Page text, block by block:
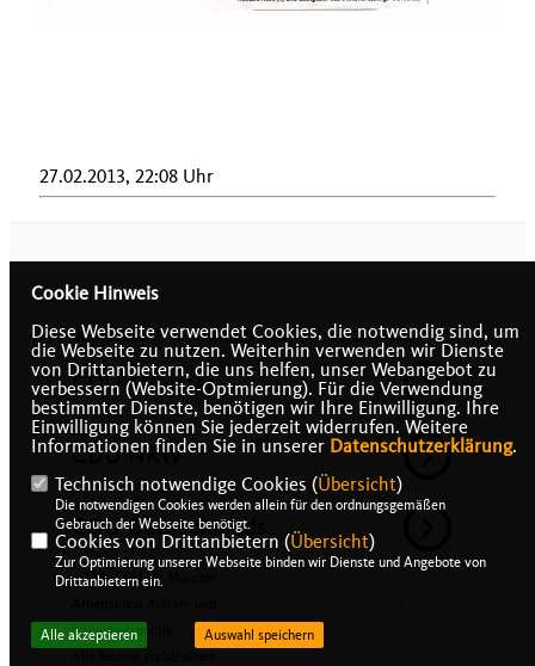
27.02.2013, 22:08 Uhr
IMPRESSUM DATENSCHUTZ KONTAKT
CDU Münster
CDU NRW
CDU Deutschlands
@2026 CDU KV Münster
Sicherheitspolitik
Cookie Hinweis
Diese Webseite verwendet Cookies, die notwendig sind, um
die Webseite zu nutzen. Weiterhin verwenden wir Dienste
von Drittanbietern, die uns helfen, unser Webangebot zu
verbessern (Website-Optmierung). Für die Verwendung
bestimmter Dienste, benötigen wir Ihre Einwilligung. Ihre
Einwilligung können Sie jederzeit widerrufen. Weitere
Informationen finden Sie in unserer Datenschutzerklärung.
Technisch notwendige Cookies (Übersicht)
Die notwendigen Cookies werden allein für den ordnungsgemäßen
Gebrauch der Webseite benötigt.
Cookies von Drittanbietern (Übersicht)
Zur Optimierung unserer Webseite binden wir Dienste und Angebote von
Drittanbietern ein.
Alle akzeptieren Auswahl speichern